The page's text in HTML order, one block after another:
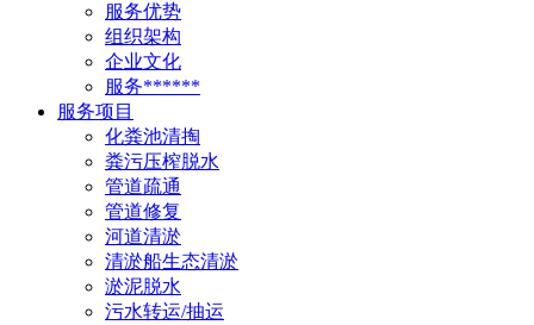
服务优势
组织架构
企业文化
服务******
服务项目
化粪池清掏
粪污压榨脱水
管道疏通
管道修复
河道清淤
清淤船生态清淤
淤泥脱水
污水转运/抽运